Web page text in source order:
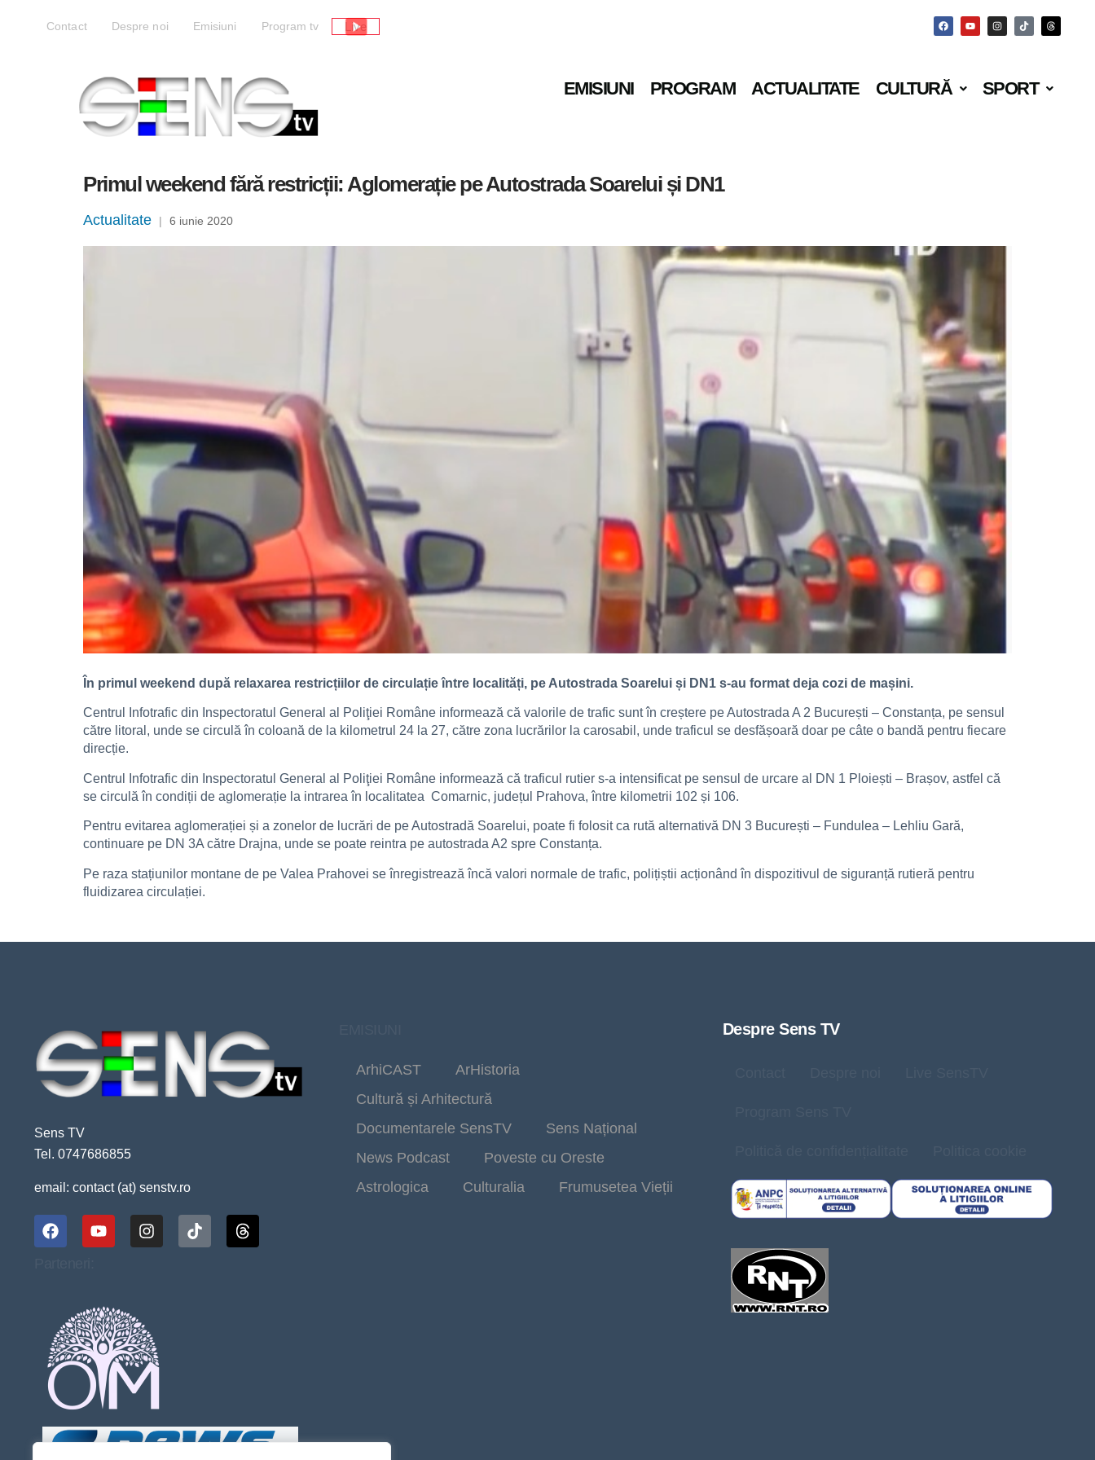
Contact Despre noi Emisiuni Program tv Live
EMISIUNI PROGRAM ACTUALITATE CULTURĂ SPORT
Primul weekend fără restricții: Aglomerație pe Autostrada Soarelui și DN1
Actualitate | 6 iunie 2020
În primul weekend după relaxarea restricțiilor de circulație între localități, pe Autostrada Soarelui și DN1 s-au format deja cozi de mașini.
Centrul Infotrafic din Inspectoratul General al Poliţiei Române informează că valorile de trafic sunt în creștere pe Autostrada A 2 București – Constanța, pe sensul
către litoral, unde se circulă în coloană de la kilometrul 24 la 27, către zona lucrărilor la carosabil, unde traficul se desfășoară doar pe câte o bandă pentru fiecare
direcție.
Centrul Infotrafic din Inspectoratul General al Poliţiei Române informează că traficul rutier s-a intensificat pe sensul de urcare al DN 1 Ploiești – Brașov, astfel că
se circulă în condiții de aglomerație la intrarea în localitatea Comarnic, județul Prahova, între kilometrii 102 și 106.
Pentru evitarea aglomerației și a zonelor de lucrări de pe Autostradă Soarelui, poate fi folosit ca rută alternativă DN 3 București – Fundulea – Lehliu Gară,
continuare pe DN 3A către Drajna, unde se poate reintra pe autostrada A2 spre Constanța.
Pe raza stațiunilor montane de pe Valea Prahovei se înregistrează încă valori normale de trafic, polițiștii acționând în dispozitivul de siguranță rutieră pentru
fluidizarea circulației.
Sens TV
Tel. 0747686855
email: contact (at) senstv.ro
ArhiCAST
ArHistoria
Cultură și Arhitectură
Documentarele SensTV
Sens Național
News Podcast
Poveste cu Oreste
Astrologica
Culturalia Frumusetea Vieții
Despre Sens TV